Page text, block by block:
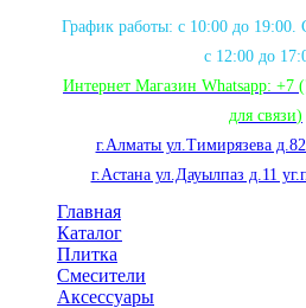
График работы: с 10:00 до
с 12:00 до
Интернет Магазин Whatsapp: +7
для связи)
г.Алматы ул.Тимирязева
г.Астана ул.Дауылпаз д.11
Главная
Каталог
Плитка
Смесители
Аксессуары